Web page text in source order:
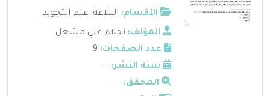
الأقسام: البلاغة, علم التجويد
المؤلف: نجلاء علي مشعل
عدد الصفحات:
سنة النشر: ---
المحقق: ---